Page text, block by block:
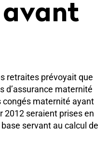
avant
retraites prévoyait que
d’assurance maternité
congés maternité ayant
2012 seraient prises en
servant au calcul de